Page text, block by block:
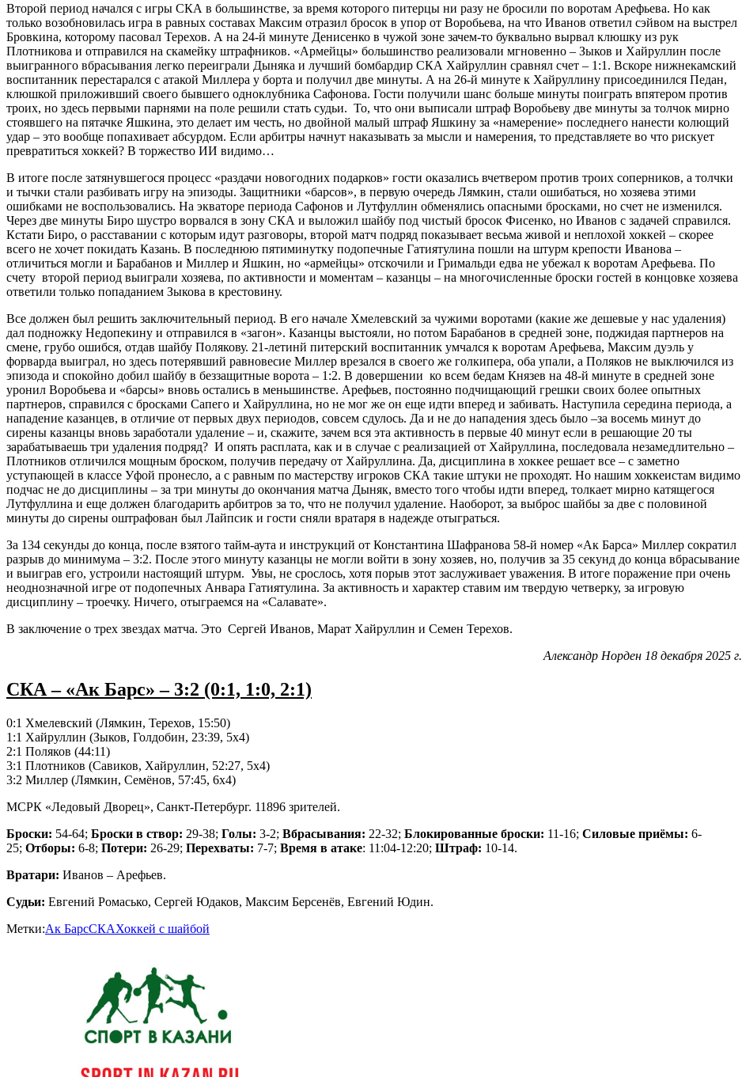
Второй период начался с игры СКА в большинстве, за время которого питерцы ни разу не бросили по воротам Арефьева. Но как
только возобновилась игра в равных составах Максим отразил бросок в упор от Воробьева, на что Иванов ответил сэйвом на выстрел
Бровкина, которому пасовал Терехов. А на 24-й минуте Денисенко в чужой зоне зачем-то буквально вырвал клюшку из рук
Плотникова и отправился на скамейку штрафников. «Армейцы» большинство реализовали мгновенно – Зыков и Хайруллин после
выигранного вбрасывания легко переиграли Дыняка и лучший бомбардир СКА Хайруллин сравнял счет – 1:1. Вскоре нижнекамский
воспитанник перестарался с атакой Миллера у борта и получил две минуты. А на 26-й минуте к Хайруллину присоединился Педан,
клюшкой приложивший своего бывшего одноклубника Сафонова. Гости получили шанс больше минуты поиграть впятером против
троих, но здесь первыми парнями на поле решили стать судьи. То, что они выписали штраф Воробьеву две минуты за толчок мирно
стоявшего на пятачке Яшкина, это делает им честь, но двойной малый штраф Яшкину за «намерение» последнего нанести колющий
удар – это вообще попахивает абсурдом. Если арбитры начнут наказывать за мысли и намерения, то представляете во что рискует
превратиться хоккей? В торжество ИИ видимо…
В итоге после затянувшегося процесс «раздачи новогодних подарков» гости оказались вчетвером против троих соперников, а толчки
и тычки стали разбивать игру на эпизоды. Защитники «барсов», в первую очередь Лямкин, стали ошибаться, но хозяева этими
ошибками не воспользовались. На экваторе периода Сафонов и Лутфуллин обменялись опасными бросками, но счет не изменился.
Через две минуты Биро шустро ворвался в зону СКА и выложил шайбу под чистый бросок Фисенко, но Иванов с задачей справился.
Кстати Биро, о расставании с которым идут разговоры, второй матч подряд показывает весьма живой и неплохой хоккей – скорее
всего не хочет покидать Казань. В последнюю пятиминутку подопечные Гатиятулина пошли на штурм крепости Иванова –
отличиться могли и Барабанов и Миллер и Яшкин, но «армейцы» отскочили и Гримальди едва не убежал к воротам Арефьева. По
счету второй период выиграли хозяева, по активности и моментам – казанцы – на многочисленные броски гостей в концовке хозяева
ответили только попаданием Зыкова в крестовину.
Все должен был решить заключительный период. В его начале Хмелевский за чужими воротами (какие же дешевые у нас удаления)
дал подножку Недопекину и отправился в «загон». Казанцы выстояли, но потом Барабанов в средней зоне, поджидая партнеров на
смене, грубо ошибся, отдав шайбу Полякову. 21-летинй питерский воспитанник умчался к воротам Арефьева, Максим дуэль у
форварда выиграл, но здесь потерявший равновесие Миллер врезался в своего же голкипера, оба упали, а Поляков не выключился из
эпизода и спокойно добил шайбу в беззащитные ворота – 1:2. В довершении ко всем бедам Князев на 48-й минуте в средней зоне
уронил Воробьева и «барсы» вновь остались в меньшинстве. Арефьев, постоянно подчищающий грешки своих более опытных
партнеров, справился с бросками Сапего и Хайруллина, но не мог же он еще идти вперед и забивать. Наступила середина периода, а
нападение казанцев, в отличие от первых двух периодов, совсем сдулось. Да и не до нападения здесь было –за восемь минут до
сирены казанцы вновь заработали удаление – и, скажите, зачем вся эта активность в первые 40 минут если в решающие 20 ты
зарабатываешь три удаления подряд? И опять расплата, как и в случае с реализацией от Хайруллина, последовала незамедлительно –
Плотников отличился мощным броском, получив передачу от Хайруллина. Да, дисциплина в хоккее решает все – с заметно
уступающей в классе Уфой пронесло, а с равным по мастерству игроков СКА такие штуки не проходят. Но нашим хоккеистам видимо
подчас не до дисциплины – за три минуты до окончания матча Дыняк, вместо того чтобы идти вперед, толкает мирно катящегося
Лутфуллина и еще должен благодарить арбитров за то, что не получил удаление. Наоборот, за выброс шайбы за две с половиной
минуты до сирены оштрафован был Лайпсик и гости сняли вратаря в надежде отыграться.
За 134 секунды до конца, после взятого тайм-аута и инструкций от Константина Шафранова 58-й номер «Ак Барса» Миллер сократил
разрыв до минимума – 3:2. После этого минуту казанцы не могли войти в зону хозяев, но, получив за 35 секунд до конца вбрасывание
и выиграв его, устроили настоящий штурм. Увы, не срослось, хотя порыв этот заслуживает уважения. В итоге поражение при очень
неоднозначной игре от подопечных Анвара Гатиятулина. За активность и характер ставим им твердую четверку, за игровую
дисциплину – троечку. Ничего, отыграемся на «Салавате».
В заключение о трех звездах матча. Это Сергей Иванов, Марат Хайруллин и Семен Терехов.
Александр Норден 18 декабря 2025 г.
СКА – «Ак Барс» – 3:2 (0:1, 1:0, 2:1)
0:1 Хмелевский (Лямкин, Терехов, 15:50)
1:1 Хайруллин (Зыков, Голдобин, 23:39, 5х4)
2:1 Поляков (44:11)
3:1 Плотников (Савиков, Хайруллин, 52:27, 5х4)
3:2 Миллер (Лямкин, Семёнов, 57:45, 6х4)
МСРК «Ледовый Дворец», Санкт-Петербург. 11896 зрителей.
Броски: 54-64; Броски в створ: 29-38; Голы: 3-2; Вбрасывания: 22-32; Блокированные броски: 11-16; Силовые приёмы: 6-
25; Отборы: 6-8; Потери: 26-29; Перехваты: 7-7; Время в атаке: 11:04-12:20; Штраф: 10-14.
Вратари: Иванов – Арефьев.
Судьи: Евгений Ромасько, Сергей Юдаков, Максим Берсенёв, Евгений Юдин.
Метки:Ак БарсСКАХоккей с шайбой